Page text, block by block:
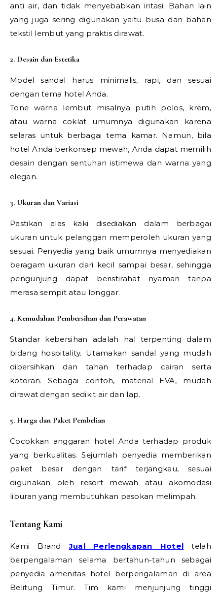
anti air, dan tidak menyebabkan iritasi. Bahan lain
yang juga sering digunakan yaitu busa dan bahan
tekstil lembut yang praktis dirawat.
2. Desain dan Estetika
Model sandal harus minimalis, rapi, dan sesuai
dengan tema hotel Anda.
Tone warna lembut misalnya putih polos, krem,
atau warna coklat umumnya digunakan karena
selaras untuk berbagai tema kamar. Namun, bila
hotel Anda berkonsep mewah, Anda dapat memilih
desain dengan sentuhan istimewa dan warna yang
elegan.
3. Ukuran dan Variasi
Pastikan alas kaki disediakan dalam berbagai
ukuran untuk pelanggan memperoleh ukuran yang
sesuai. Penyedia yang baik umumnya menyediakan
beragam ukuran dari kecil sampai besar, sehingga
pengunjung dapat beristirahat nyaman tanpa
merasa sempit atau longgar.
4. Kemudahan Pembersihan dan Perawatan
Standar kebersihan adalah hal terpenting dalam
bidang hospitality. Utamakan sandal yang mudah
dibersihkan dan tahan terhadap cairan serta
kotoran. Sebagai contoh, material EVA, mudah
dirawat dengan sedikit air dan lap.
5. Harga dan Paket Pembelian
Cocokkan anggaran hotel Anda terhadap produk
yang berkualitas. Sejumlah penyedia memberikan
paket besar dengan tarif terjangkau, sesuai
digunakan oleh resort mewah atau akomodasi
liburan yang membutuhkan pasokan melimpah.
Tentang Kami
Kami BrandJual Perlengkapan Hotel telah
berpengalaman selama bertahun-tahun sebagai
penyedia amenitas hotel berpengalaman di area
Belitung Timur. Tim kami menjunjung tinggi